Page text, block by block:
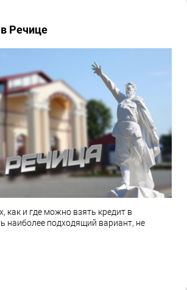
Речице
как и где можно взять кредит в
наиболее подходящий вариант, не